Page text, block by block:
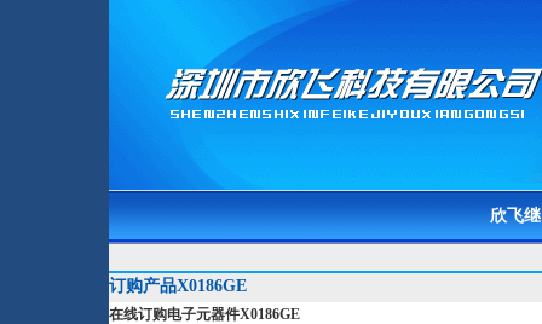
欣飞
订购产品X0186GE
在线订购电子元器件X0186GE